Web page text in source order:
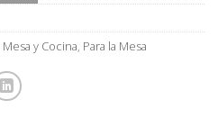
Mesa y Cocina, Para la Mesa